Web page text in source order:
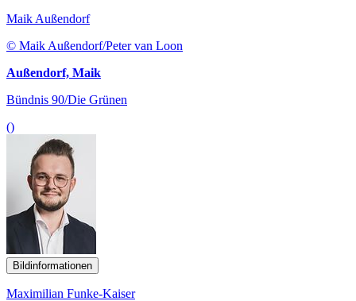
Maik Außendorf
© Maik Außendorf/Peter van Loon
Außendorf, Maik
Bündnis 90/Die Grünen
()
Bildinformationen
Maximilian Funke-Kaiser